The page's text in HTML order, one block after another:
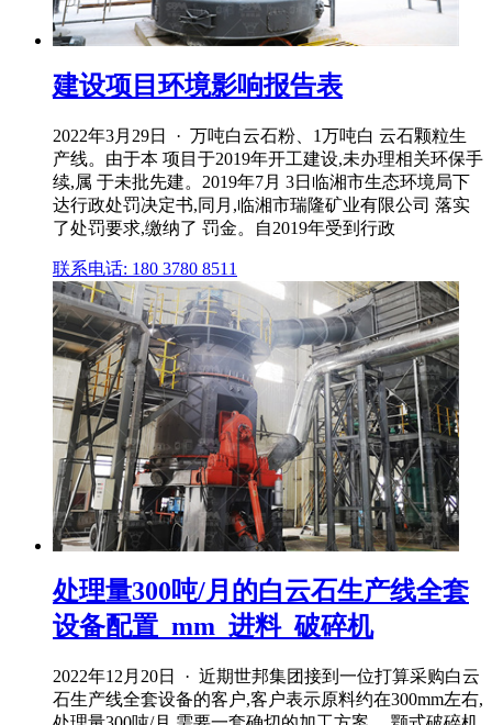
建设项目环境影响报告表
2022年3月29日 · 万吨白云石粉、1万吨白 云石颗粒生
产线。由于本 项目于2019年开工建设,未办理相关环保手
续,属 于未批先建。2019年7月 3日临湘市生态环境局下
达行政处罚决定书,同月,临湘市瑞隆矿业有限公司 落实
了处罚要求,缴纳了 罚金。自2019年受到行政
联系电话: 180 3780 8511
处理量300吨/月的白云石生产线全套
设备配置_mm_进料_破碎机
2022年12月20日 · 近期世邦集团接到一位打算采购白云
石生产线全套设备的客户,客户表示原料约在300mm左右,